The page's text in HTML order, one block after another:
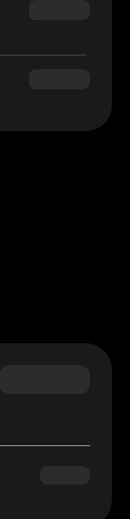
$160.00
$180.00